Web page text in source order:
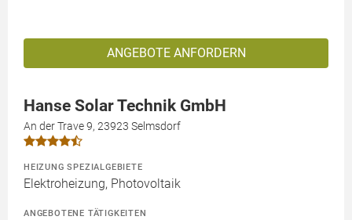
ANGEBOTE ANFORDERN
Hanse Solar Technik GmbH
An der Trave 9, 23923 Selmsdorf
HEIZUNG SPEZIALGEBIETE
Elektroheizung, Photovoltaik
ANGEBOTENE TÄTIGKEITEN